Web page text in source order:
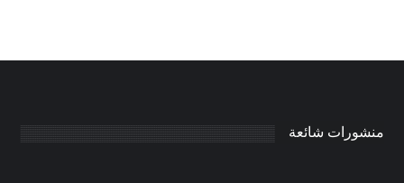
منشورات شائعة